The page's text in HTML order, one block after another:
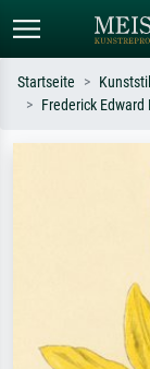
Suchen Sie nach
oder Stilen –
Sternennacht,
Hokusai,
Startseite
Frederick Edward